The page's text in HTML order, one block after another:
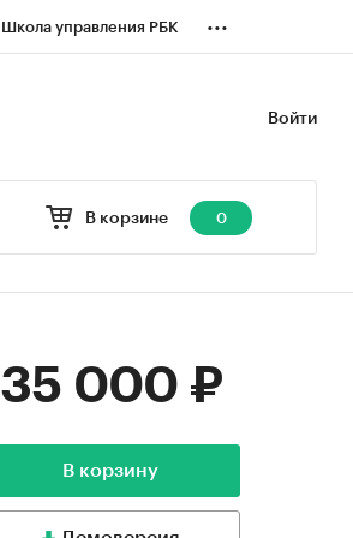
Школа управления РБК ...
Войти
В корзине 0
35 000 ₽
В корзину